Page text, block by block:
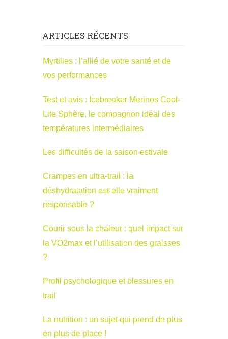
ARTICLES RÉCENTS
Myrtilles : l’allié de votre santé et de
vos performances
Test et avis : Icebreaker Merinos Cool-
Lite Sphère, le compagnon idéal des
températures intermédiaires
Les difficultés de la saison estivale
Crampes en ultra-trail : la
déshydratation est-elle vraiment
responsable ?
Courir sous la chaleur : quel impact sur
la VO2max et l’utilisation des graisses
?
Profil psychologique et blessures en
trail
La nutrition : un sujet qui prend de plus
en plus de place !